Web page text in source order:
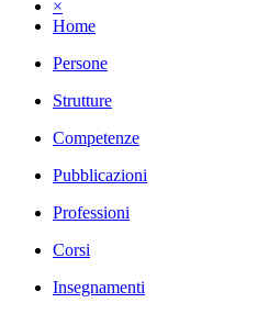
×
Home
Persone
Strutture
Competenze
Pubblicazioni
Professioni
Corsi
Insegnamenti